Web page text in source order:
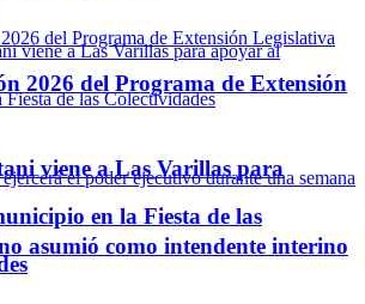
viene a Las Varillas para
en la Fiesta de las
2026 del Programa de Extensión
asumió como intendente interino